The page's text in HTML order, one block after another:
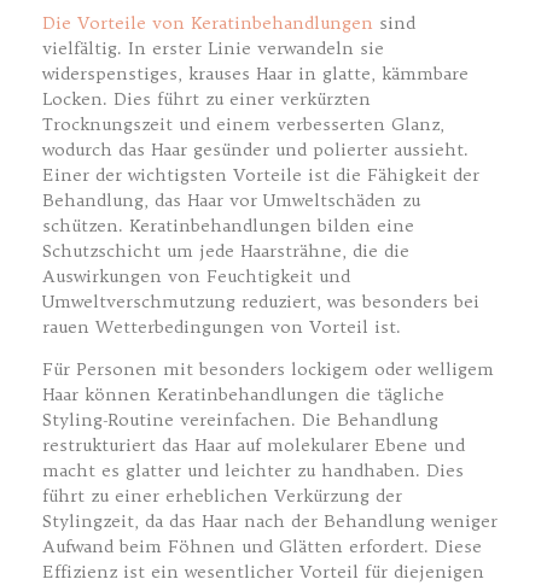
Die Vorteile von Keratinbehandlungen sind
vielfältig. In erster Linie verwandeln sie
widerspenstiges, krauses Haar in glatte, kämmbare
Locken. Dies führt zu einer verkürzten
Trocknungszeit und einem verbesserten Glanz,
wodurch das Haar gesünder und polierter aussieht.
Einer der wichtigsten Vorteile ist die Fähigkeit der
Behandlung, das Haar vor Umweltschäden zu
schützen. Keratinbehandlungen bilden eine
Schutzschicht um jede Haarsträhne, die die
Auswirkungen von Feuchtigkeit und
Umweltverschmutzung reduziert, was besonders bei
rauen Wetterbedingungen von Vorteil ist.
Für Personen mit besonders lockigem oder welligem
Haar können Keratinbehandlungen die tägliche
Styling-Routine vereinfachen. Die Behandlung
restrukturiert das Haar auf molekularer Ebene und
macht es glatter und leichter zu handhaben. Dies
führt zu einer erheblichen Verkürzung der
Stylingzeit, da das Haar nach der Behandlung weniger
Aufwand beim Föhnen und Glätten erfordert. Diese
Effizienz ist ein wesentlicher Vorteil für diejenigen